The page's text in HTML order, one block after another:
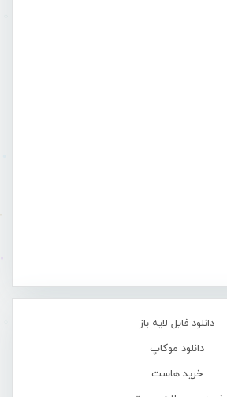
دانلود فایل لایه باز
دانلود موکاپ
خرید هاست